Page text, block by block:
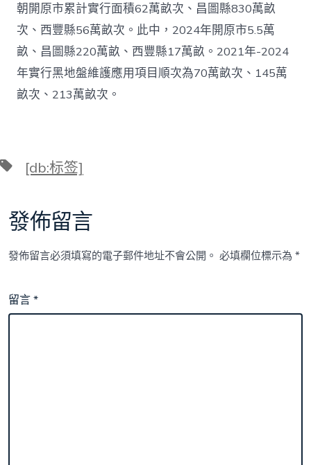
朝開原市累計實行面積62萬畝次、昌圖縣830萬畝
次、西豐縣56萬畝次。此中，2024年開原市5.5萬
畝、昌圖縣220萬畝、西豐縣17萬畝。2021年-2024
年實行黑地盤維護應用項目順次為70萬畝次、145萬
畝次、213萬畝次。
標 [db:标签]
發佈留言
發佈留言必須填寫的電子郵件地址不會公開。 必填欄位標示為*
留言*